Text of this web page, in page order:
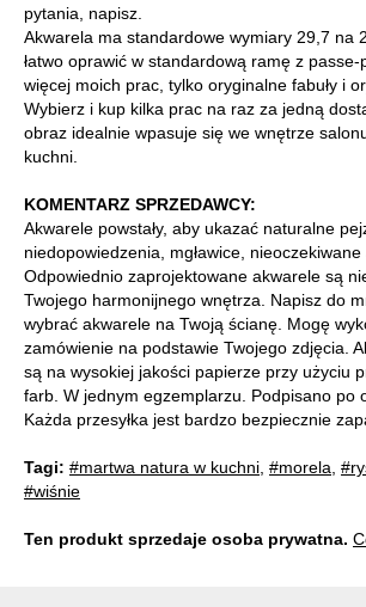
pytania, napisz.
Akwarela ma standardowe wymiary 29,7 na
łatwo oprawić w standardową ramę z
więcej moich prac, tylko oryginalne fabuły i
Wybierz i kup kilka prac na raz za jedną
obraz idealnie wpasuje się we wnętrze
kuchni.
KOMENTARZ SPRZEDAWCY:
Akwarele powstały, aby ukazać naturalne
niedopowiedzenia, mgławice, nieoczekiwane
Odpowiednio zaprojektowane akwarele są
Twojego harmonijnego wnętrza. Napisz do
wybrać akwarele na Twoją ścianę. Mogę
zamówienie na podstawie Twojego zdjęcia.
są na wysokiej jakości papierze przy użyciu
farb. W jednym egzemplarzu. Podpisano po
Każda przesyłka jest bardzo bezpiecznie
Tagi: #martwa natura w kuchni #morela
#wiśnie
Ten produkt sprzedaje osoba prywatna.